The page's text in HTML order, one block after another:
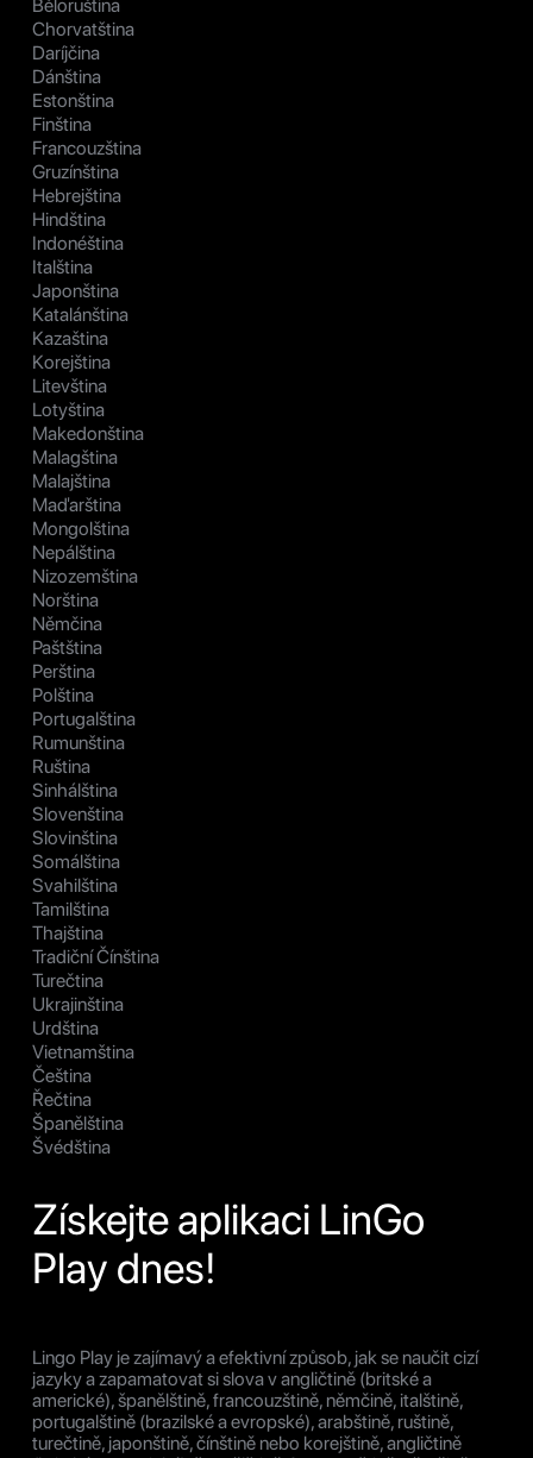
Běloruština
Chorvatština
Daríjčina
Dánština
Estonština
Finština
Francouzština
Gruzínština
Hebrejština
Hindština
Indonéština
Italština
Japonština
Katalánština
Kazaština
Korejština
Litevština
Lotyština
Makedonština
Malagština
Malajština
Maďarština
Mongolština
Nepálština
Nizozemština
Norština
Němčina
Paštština
Perština
Polština
Portugalština
Rumunština
Ruština
Sinhálština
Slovenština
Slovinština
Somálština
Svahilština
Tamilština
Thajština
Tradiční Čínština
Turečtina
Ukrajinština
Urdština
Vietnamština
Čeština
Řečtina
Španělština
Švédština
Získejte aplikaci LinGo
Play dnes!
Lingo Play je zajímavý a efektivní způsob, jak se naučit cizí
jazyky a zapamatovat si slova v angličtině (britské a
americké), španělštině, francouzštině, němčině, italštině,
portugalštině (brazilské a evropské), arabštině, ruštině,
turečtině, japonštině, čínštině nebo korejštině, angličtině